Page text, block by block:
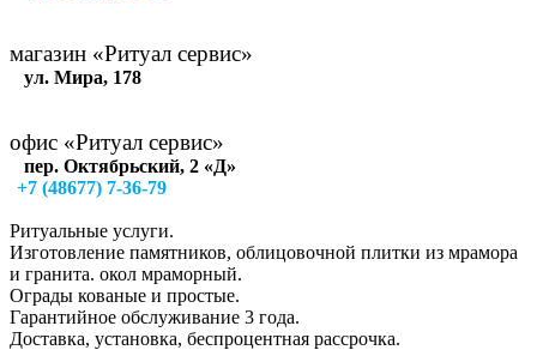
магазин «Ритуал сервис»
ул. Мира, 178
офис «Ритуал сервис»
пер. Октябрьский, 2 «Д»
+7 (48677) 7-36-79
Ритуальные услуги.
Изготовление памятников, облицовочной плитки из мрамора
и гранита. окол мраморный.
Ограды кованые и простые.
Гарантийное обслуживание 3 года.
Доставка, установка, беспроцентная рассрочка.